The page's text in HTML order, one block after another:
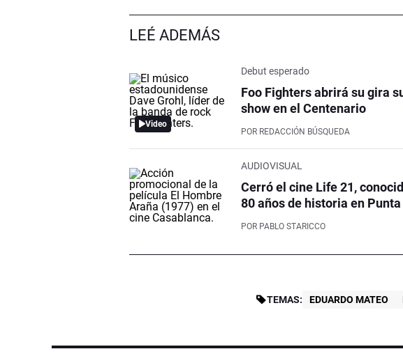
LEÉ ADEMÁS
Video
Debut esperado
Foo Fighters abrirá su gira
show en el Centenario
POR REDACCIÓN BÚSQUEDA
AUDIOVISUAL
Cerró el cine Life 21,
80 años de historia en
POR PABLO STARICCO
TEMAS: EDUARDO MATEO